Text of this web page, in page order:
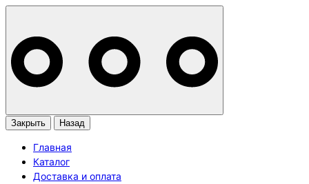
Закрыть Назад
Главная
Каталог
Доставка и оплата